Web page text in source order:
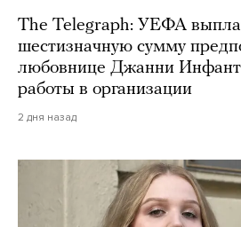
The Telegraph: УЕФА
шестизначную сумму
любовнице Джанни
работы в организации
2 дня назад